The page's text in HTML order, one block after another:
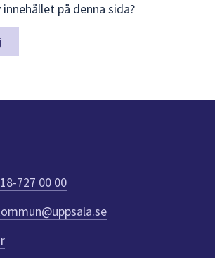
på denna sida?
727 00 00